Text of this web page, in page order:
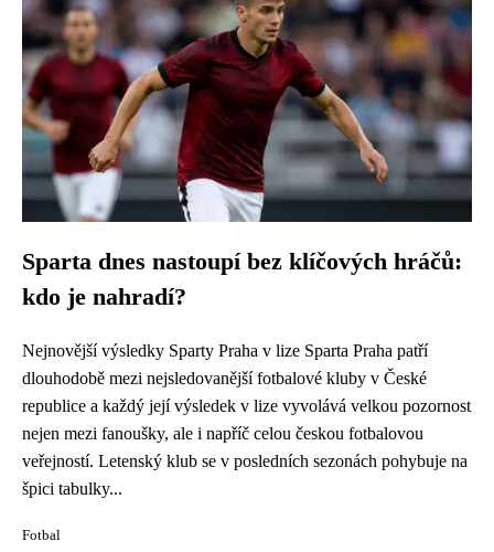
Sparta dnes nastoupí bez klíčových hráčů:
kdo je nahradí?
Nejnovější výsledky Sparty Praha v lize Sparta Praha patří
dlouhodobě mezi nejsledovanější fotbalové kluby v České
republice a každý její výsledek v lize vyvolává velkou pozornost
nejen mezi fanoušky, ale i napříč celou českou fotbalovou
veřejností. Letenský klub se v posledních sezonách pohybuje na
špici tabulky...
Fotbal